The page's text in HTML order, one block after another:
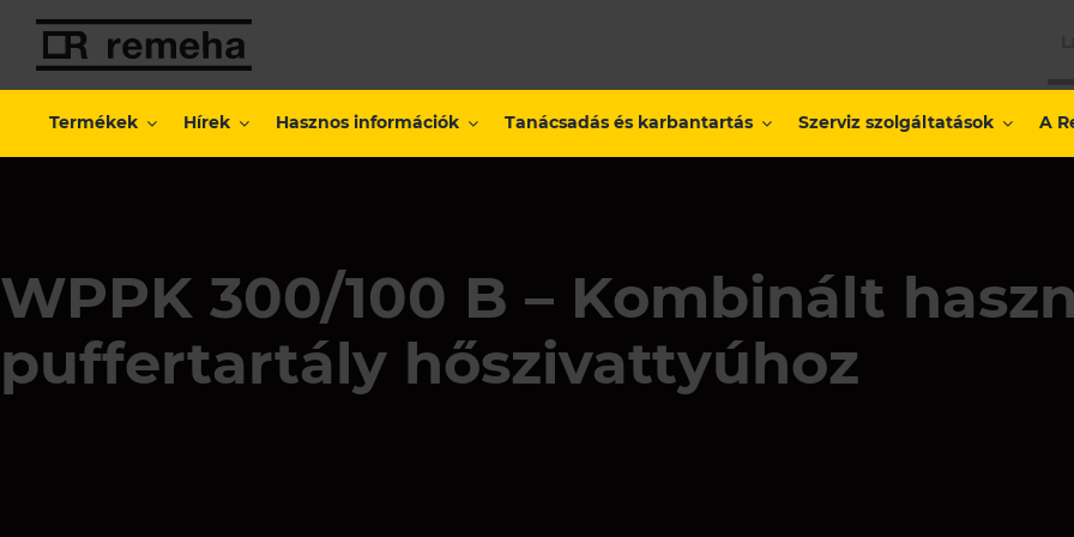
Kihagyás
Termékek Hírek Hasznos információk Tanácsadás és karbantartás Szerviz szolgáltatások A
WPPK 300/100 B – Kombinált
puffertartály hőszivattyúhoz